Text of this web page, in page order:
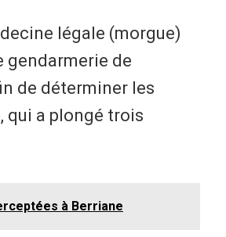
légale (morgue)
gendarmerie de
de déterminer les
qui a plongé trois
à Berriane